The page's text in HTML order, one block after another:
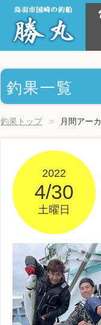
釣果一覧
釣果トップ 月間アー
2022
4/30
土曜日